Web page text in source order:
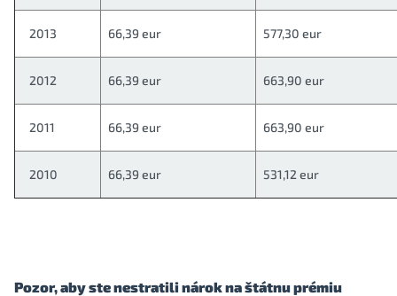
2013 66,39 eur 577,30 eur
2012 66,39 eur 663,90 eur
2011 66,39 eur 663,90 eur
2010 66,39 eur 531,12 eur
Pozor, aby ste nestratili nárok na štátnu prémiu